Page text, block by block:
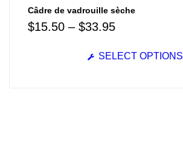
Câdre de vadrouille sèche
$15.50 – $33.95
SELECT OPTIONS